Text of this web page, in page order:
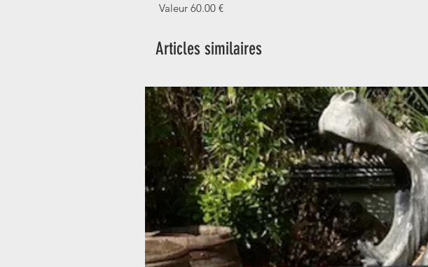
Valeur 60.00 €
Articles similaires